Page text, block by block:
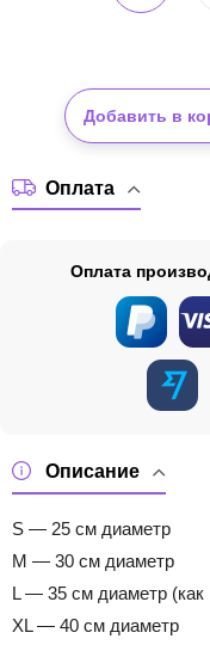
Добавить в
Описание
S — 25 см диаметр
M — 30 см диаметр
L — 35 см диаметр (как
XL — 40 см диаметр
Оплата
Оплата